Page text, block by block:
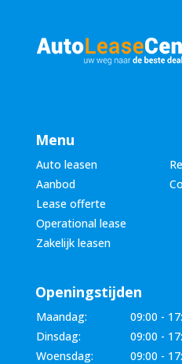
Menu
Auto leasen
Aanbod
Lease offerte
Operational lease
Zakelijk leasen
Openingstijden
Maandag:
09:00 -
Dinsdag:
09:00 -
Woensdag:
09:00 -